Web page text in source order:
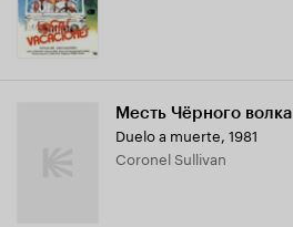
Месть Чёрного волка
Duelo a muerte, 1981
Coronel Sullivan